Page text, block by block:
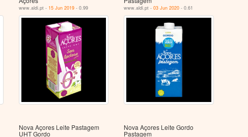
www.aldi.pt - 15 Jun 2019- 0.99 www.aldi.pt -03 Jun 2020 - 0.61
Nova Açores Leite Pastagem
UHT Gordo
Nova Açores Leite Gordo
Pastagem